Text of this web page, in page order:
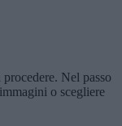
Nel passo
o scegliere